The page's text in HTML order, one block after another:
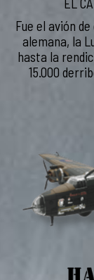
Fue el avión
alemana, la
hasta la
15.000